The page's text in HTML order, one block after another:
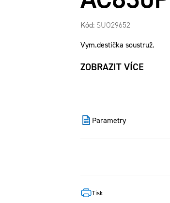
Kód: SUO29652
Vym.destička soustruž.
ZOBRAZIT VÍCE
Tisk
Parametry